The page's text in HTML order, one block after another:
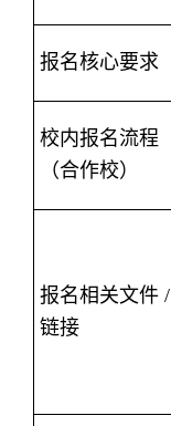
报名核心要求
校内报名流程
（合作校）
报名相关文件 /
链接